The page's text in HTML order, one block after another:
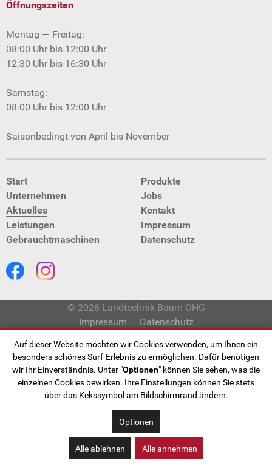
Öffnungszeiten
Montag — Freitag:
08:00 Uhr bis 12:00 Uhr
12:30 Uhr bis 16:30 Uhr
Samstag:
08:00 Uhr bis 12:00 Uhr
Saisonbedingt von April bis November
Start
Unternehmen
Aktuelles
Leistungen
Gebraucht­maschinen
Produkte
Jobs
Kontakt
Impressum
Datenschutz
© 2026 Landtechnik Baum OHG
Impressum — Datenschutz
Auf dieser Website möchten wir Cookies verwenden, um Ihnen ein
besonders schönes Surf-Erlebnis zu ermöglichen. Dafür benötigen
wir Ihr Einverständnis. Unter "Optionen" können Sie sehen, was die
einzelnen Cookies bewirken. Ihre Einstellungen können Sie stets
über das Kekssymbol am Bildschirmrand ändern.
Optionen
Alle ablehnen Alle annehmen